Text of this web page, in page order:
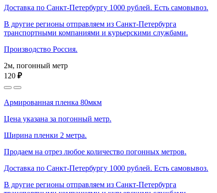
Доставка по Санкт-Петербургу 1000 рублей. Есть самовывоз.
В другие регионы отправляем из Санкт-Петербурга
транспортными компаниями и курьерскими службами.
Производство Россия.
2м, погонный метр
120 ₽
Армированная пленка 80мкм
Цена указана за погонный метр.
Ширина пленки 2 метра.
Продаем на отрез любое количество погонных метров.
Доставка по Санкт-Петербургу 1000 рублей. Есть самовывоз.
В другие регионы отправляем из Санкт-Петербурга